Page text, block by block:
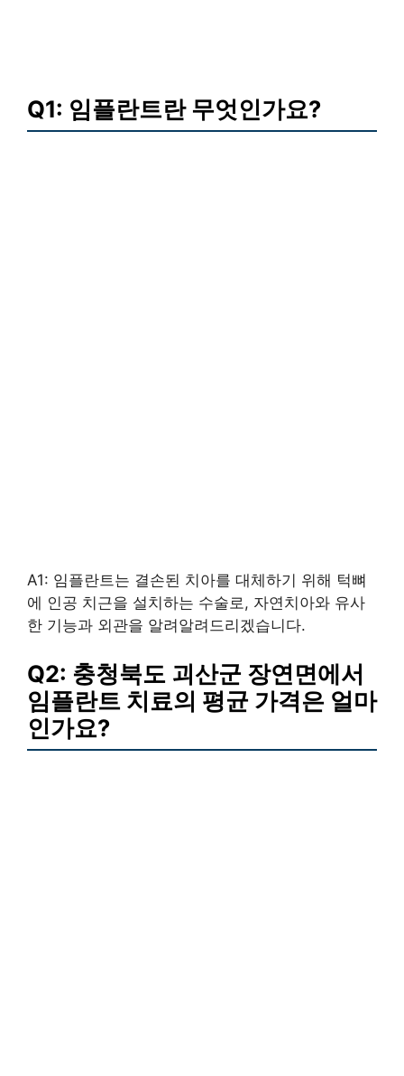
Q1: 임플란트란 무엇인가요?
A1: 임플란트는 결손된 치아를 대체하기 위해 턱뼈
에 인공 치근을 설치하는 수술로, 자연치아와 유사
한 기능과 외관을 알려알려드리겠습니다.
Q2: 충청북도 괴산군 장연면에서
임플란트 치료의 평균 가격은 얼마
인가요?